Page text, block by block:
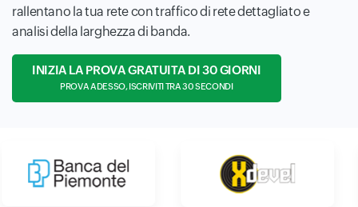
rallentano la tua rete con traffico di rete dettagliato e
analisi della larghezza di banda.
INIZIA LA PROVA GRATUITA DI 30 GIORNI
PROVA ADESSO, ISCRIVITI TRA 30 SECONDI